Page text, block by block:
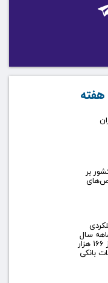
بر
سال
۱۴۰۵/ وصول بیش از ۱۶۶ هزار
بانکی
هفته